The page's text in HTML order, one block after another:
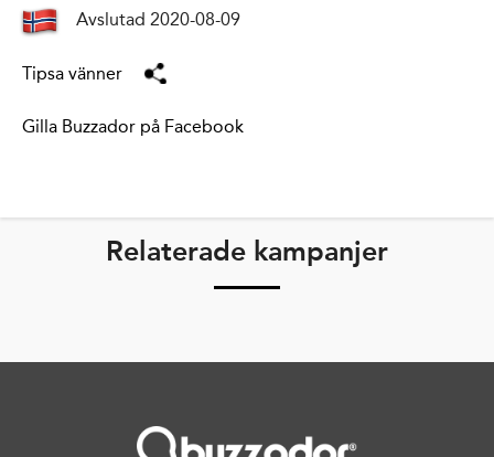
Avslutad 2020-08-09
Tipsa vänner
Gilla Buzzador på Facebook
Relaterade kampanjer